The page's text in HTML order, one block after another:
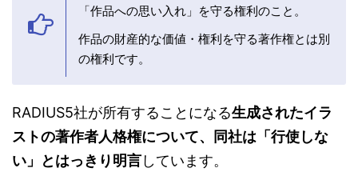
「作品への思い入れ」を守る権利のこと。
作品の財産的な価値・権利を守る著作権とは別
の権利です。
RADIUS5社が所有することになる生成されたイラ
ストの著作者人格権について、同社は「行使しな
い」とはっきり明言しています。